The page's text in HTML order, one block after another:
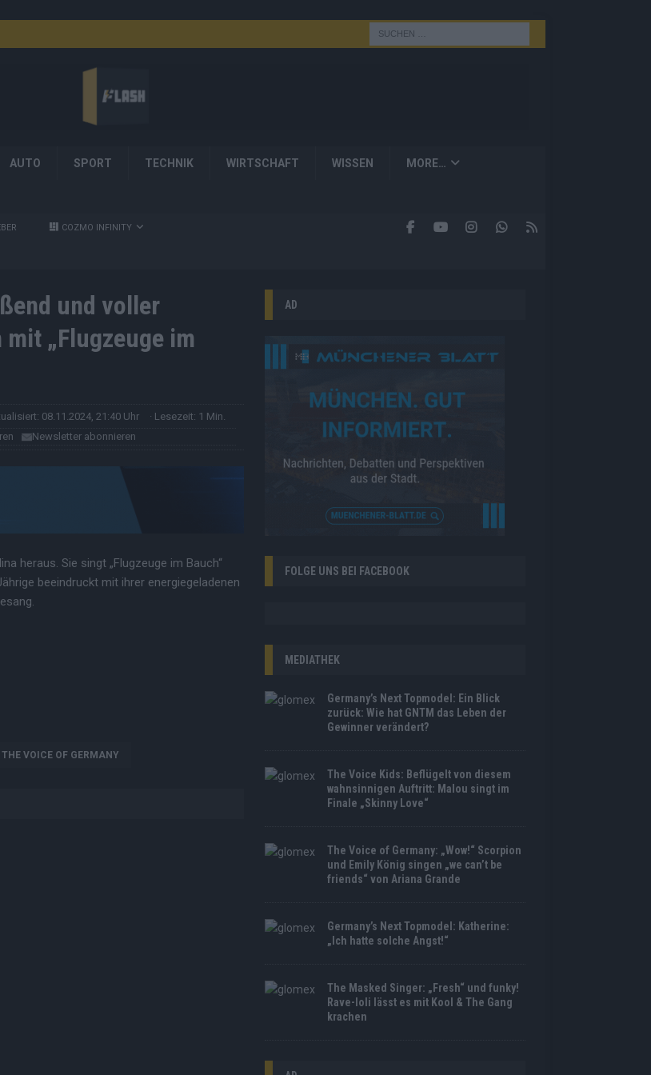
AUTO SPORT TECHNIK WIRTSCHAFT WISSEN MORE…
COZMO INFINITY
und voller
„Flugzeuge im
08.11.2024, 21:40 Uhr
· Lesezeit: 1 Min.
Newsletter abonnieren
heraus. Sie singt „Flugzeuge im Bauch“
beeindruckt mit ihrer energiegeladenen
THE VOICE OF GERMANY
AD
FOLGE UNS BEI FACEBOOK
MEDIATHEK
Germany’s Next Topmodel: Ein Blick
zurück: Wie hat GNTM das Leben der
Gewinner verändert?
The Voice Kids: Beflügelt von diesem
wahnsinnigen Auftritt: Malou singt im
Finale „Skinny Love“
The Voice of Germany: „Wow!“ Scorpion
und Emily König singen „we can’t be
friends“ von Ariana Grande
Germany’s Next Topmodel: Katherine:
„Ich hatte solche Angst!“
The Masked Singer: „Fresh“ und funky!
Rave-Ioli lässt es mit Kool & The Gang
krachen